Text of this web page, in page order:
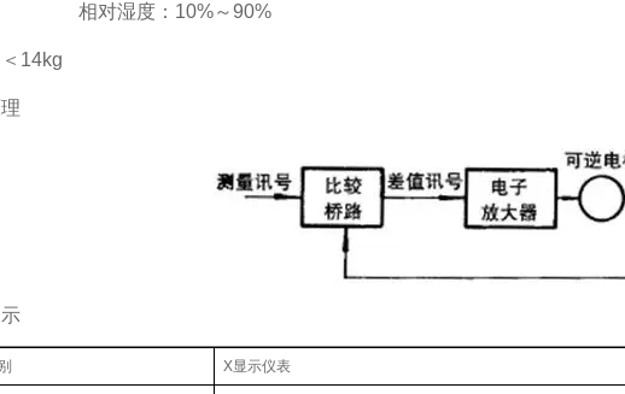
湿度：10%～90%
14kg
X显示仪表